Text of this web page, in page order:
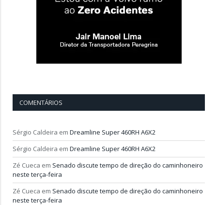
COMENTÁRIOS
Sérgio Caldeira em Dreamline Super 460RH A6X2
Sérgio Caldeira em Dreamline Super 460RH A6X2
Zé Cueca em Senado discute tempo de direção do caminhoneiro
neste terça-feira
Zé Cueca em Senado discute tempo de direção do caminhoneiro
neste terça-feira